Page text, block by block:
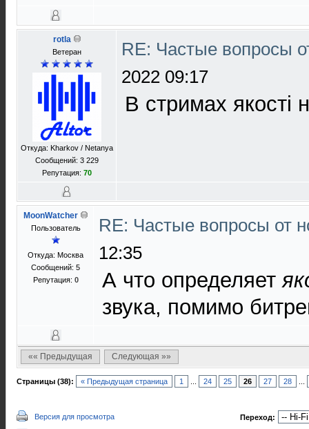
rotla
Ветеран
Откуда: Kharkov / Netanya
Сообщений: 3 229
Репутация: 70
RE: Частые вопросы
2022 09:17
В стримах якостi
MoonWatcher
Пользователь
Откуда: Москва
Сообщений: 5
Репутация: 0
RE: Частые вопросы от
12:35
А что определяет
звука, помимо
«« Предыдущая Следующая »»
Страницы (38): « Предыдущая страница 1 24 25 26 27 28
Версия для просмотра Переход: